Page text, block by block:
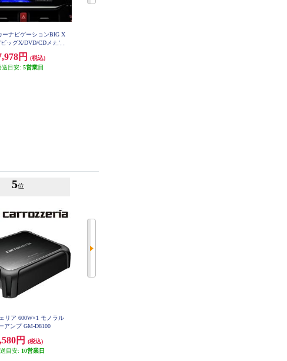
ーナビゲーションBIG X
ッグX/DVD/CDメカレ
】 EX11NX2S-NVE-80
円
(税込)
送目安: 5営業日
5位
リア 600W×1 モノラル
アンプ GM-D8100
円
(税込)
目安: 10営業日